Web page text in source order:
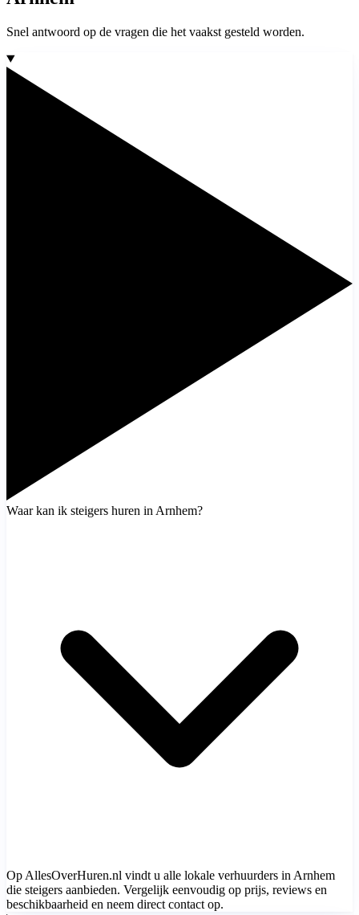
Snel antwoord op de vragen die het vaakst gesteld worden.
Waar kan ik steigers huren in Arnhem?
Op AllesOverHuren.nl vindt u alle lokale verhuurders in Arnhem
die steigers aanbieden. Vergelijk eenvoudig op prijs, reviews en
beschikbaarheid en neem direct contact op.